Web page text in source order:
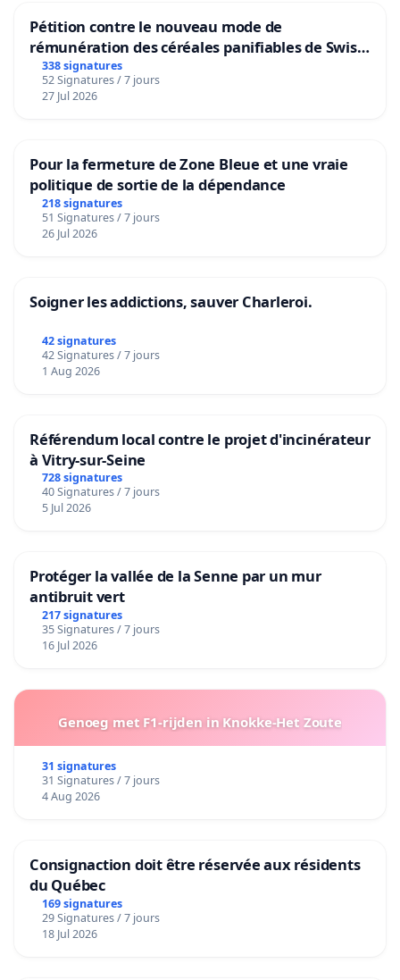
Pétition contre le nouveau mode de
rémunération des céréales panifiables de Swiss
granum basé sur la teneur en protéines
338 signatures
52 Signatures / 7 jours
27 Jul 2026
Pour la fermeture de Zone Bleue et une vraie
politique de sortie de la dépendance
218 signatures
51 Signatures / 7 jours
26 Jul 2026
Soigner les addictions, sauver Charleroi.
42 signatures
42 Signatures / 7 jours
1 Aug 2026
Référendum local contre le projet d'incinérateur
à Vitry-sur-Seine
728 signatures
40 Signatures / 7 jours
5 Jul 2026
Protéger la vallée de la Senne par un mur
antibruit vert
217 signatures
35 Signatures / 7 jours
16 Jul 2026
Genoeg met F1-rijden in Knokke-Het Zoute
31 signatures
31 Signatures / 7 jours
4 Aug 2026
Consignaction doit être réservée aux résidents
du Québec
169 signatures
29 Signatures / 7 jours
18 Jul 2026